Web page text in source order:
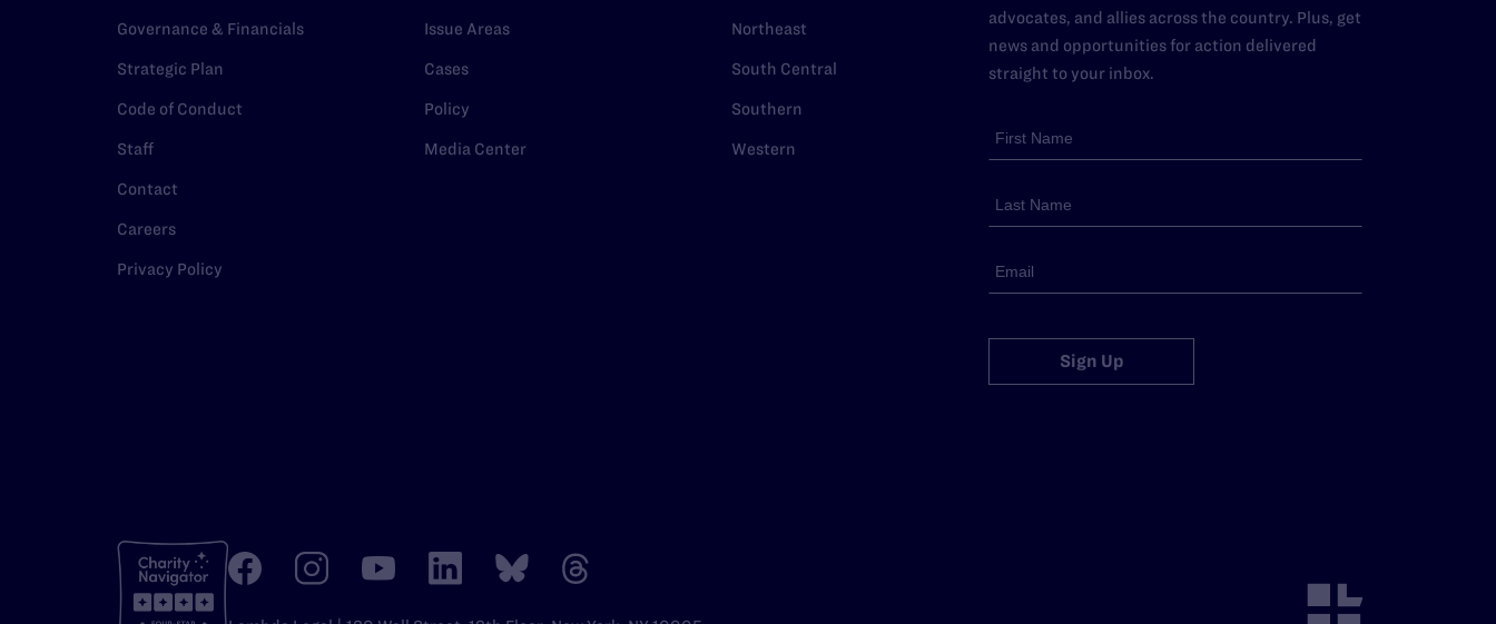
Governance & Financials
Strategic Plan
Code of Conduct
Staff
Contact
Careers
Privacy Policy
Issue Areas
Cases
Policy
Media Center
Northeast
South Central
Southern
Western
advocates, and allies across the country. Plus, get
news and opportunities for action delivered
straight to your inbox.
Sign Up